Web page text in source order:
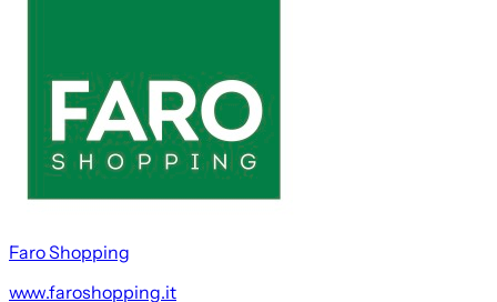
Faro Shopping
www.faroshopping.it